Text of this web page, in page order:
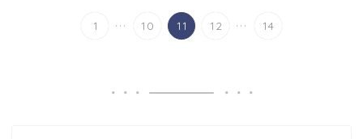
1 ... 10 11 12 ... 14